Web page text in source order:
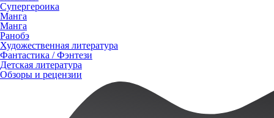
Супергероика
Манга
Манга
Ранобэ
Художественная литература
Фантастика / Фэнтези
Детская литература
Обзоры и рецензии